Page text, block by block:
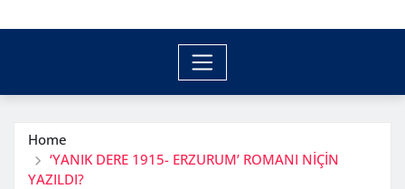
Home
‘YANIK DERE 1915- ERZURUM’ ROMANI NİÇİN
YAZILDI?